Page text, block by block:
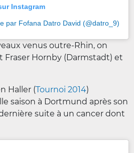
Instagram
par Fofana Datro David (@datro_9)
venus outre-Rhin, on
Fraser Hornby (Darmstadt) et
Haller (Tournoi 2014)
saison à Dortmund après son
suite à un cancer dont